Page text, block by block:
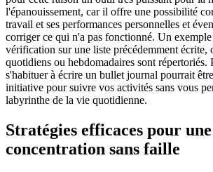
l'épanouissement, car il offre une possibilité
travail et ses performances personnelles et
corriger ce qui n'a pas fonctionné. Un exemple
vérification sur une liste précédemment écrite,
quotidiens ou hebdomadaires sont répertoriés.
s'habituer à écrire un bullet journal pourrait
initiative pour suivre vos activités sans vous
labyrinthe de la vie quotidienne.
Stratégies efficaces pour une
concentration sans faille